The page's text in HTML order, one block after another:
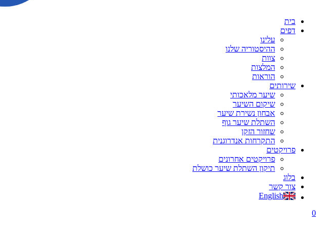
בית
דפים
עלינו
ההיסטוריה שלנו
צוות
המלצות
הוראות
שירותים
שיער מלאכותי
שיקום השיער
אבחון נשירת שיער
השתלת שיער גוף
שחזור הזקן
התקרחות אנדרוגנית
פרויקטים
פרויקטים אחרונים
תיקון השתלת שיער כושלת
בלוג
צור קשר
English
0